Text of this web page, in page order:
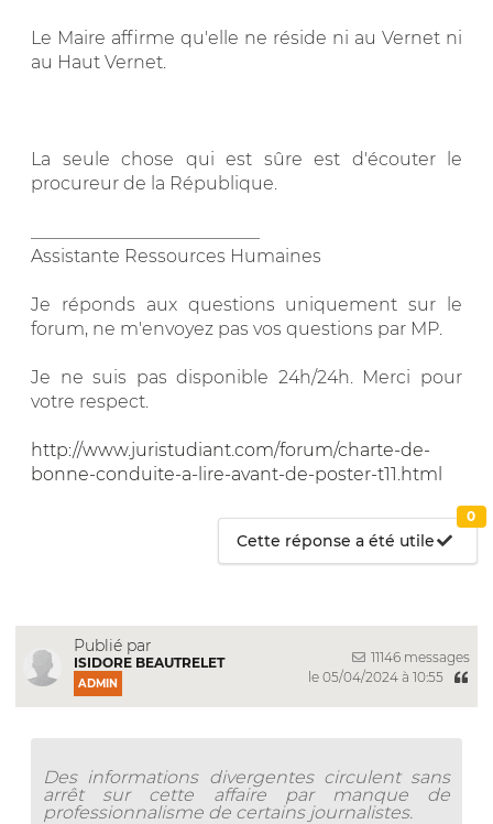
Le Maire affirme qu'elle ne réside ni au Vernet ni
au Haut Vernet.
La seule chose qui est sûre est d'écouter le
procureur de la République.
Assistante Ressources Humaines
Je réponds aux questions uniquement sur le
forum, ne m'envoyez pas vos questions par MP.
Je ne suis pas disponible 24h/24h. Merci pour
votre respect.
http://www.juristudiant.com/forum/charte-de-
bonne-conduite-a-lire-avant-de-poster-t11.html
Cette réponse a été utile
0
Publié par
ISIDORE BEAUTRELET
ADMIN
11146 messages
le 05/04/2024 à 10:55
Des informations divergentes circulent sans
arrêt sur cette affaire par manque de
professionnalisme de certains journalistes.